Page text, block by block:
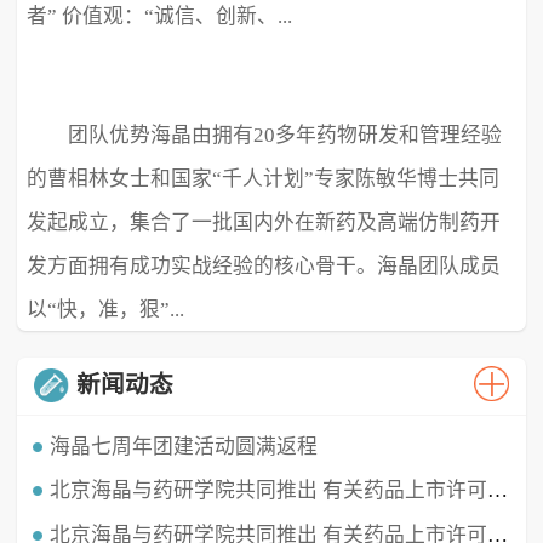
者” 价值观：“诚信、创新、...
极致、超越” ...
团队优势海晶由拥有20多年药物研发和管理经验
的曹相林女士和国家“千人计划”专家陈敏华博士共同
发起成立，集合了一批国内外在新药及高端仿制药开
发方面拥有成功实战经验的核心骨干。海晶团队成员
以“快，准，狠”...
新闻动态
海晶七周年团建活动圆满返程
时光穿梭，白驹过隙，海晶已经七周岁啦！这七年我们携手同行，履践致远，砥砺深耕。值此海晶周年庆典之北京海晶与药研学院共同推出 有关药品上市许可持有人（MAH）的直播课程
北京海晶生物医药科技有限公司董事长兼总经理曹相林女士再次受邀做客药研学院直播间，对药品上市许可持有
北京海晶与药研学院共同推出 有关药品上市许可持有人（MAH）的直播课程